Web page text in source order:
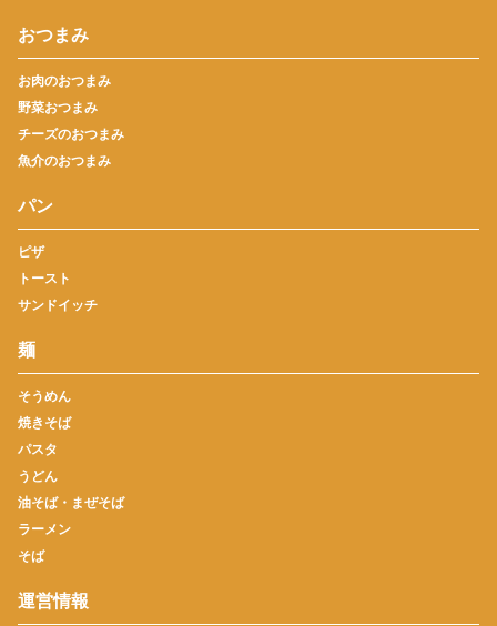
おつまみ
お肉のおつまみ
野菜おつまみ
チーズのおつまみ
魚介のおつまみ
パン
ピザ
トースト
サンドイッチ
麺
そうめん
焼きそば
パスタ
うどん
油そば・まぜそば
ラーメン
そば
運営情報